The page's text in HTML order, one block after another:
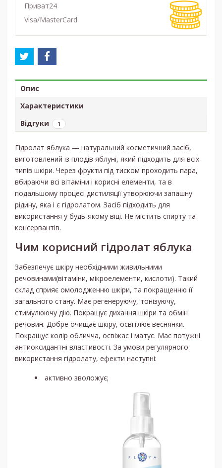
Приват24
Visa/MasterCard
Опис
Характеристики
Відгуки
1
Гідролат яблука — натуральний косметичний засіб,
виготовлений із плодів яблуні, який підходить для всіх
типів шкіри. Через фрукти під тиском проходить пара,
вбираючи всі вітаміни і корисні елементи, та в
подальшому процесі дистиляції утворюючи запашну
рідину, яка і є гідролатом. Засіб підходить для
використання у будь-якому віці. Не містить спирту та
консервантів.
Чим корисний гідролат яблука
Забезпечує шкіру необхідними живильними
речовинами(вітаміни, мікроелементи, кислоти). Такий
склад сприяє омолодженню шкіри, та покращенню її
загального стану. Має регенеруючу, тонізуючу,
стимулюючу дію. Покращує дихання шкіри та обмін
речовин. Добре очищає шкіру, освітлює веснянки.
Покращує колір обличча, освіжає і матує. Має потужні
антиоксидантні властивості. За умови регулярного
використання гідролату, ефекти наступні:
активно зволожує;